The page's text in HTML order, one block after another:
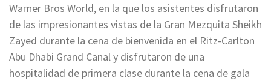
Warner Bros World, en la que los asistentes disfrutaron
de las impresionantes vistas de la Gran Mezquita Sheikh
Zayed durante la cena de bienvenida en el Ritz-Carlton
Abu Dhabi Grand Canal y disfrutaron de una
hospitalidad de primera clase durante la cena de gala